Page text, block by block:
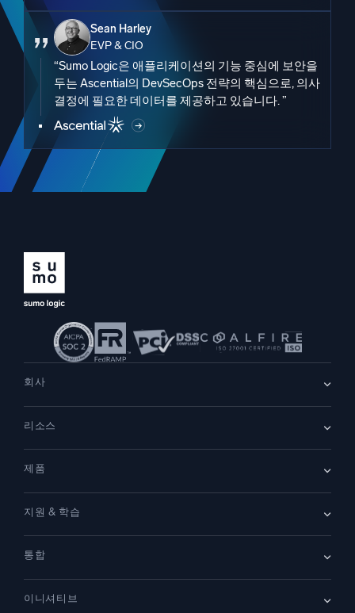
Sean Harley
EVP & CIO
“Sumo Logic은 애플리케이션의 기능 중심에 보안을
두는 Ascential의 DevSecOps 전략의 핵심으로, 의사
결정에 필요한 데이터를 제공하고 있습니다. ”
회사
채용 채용 중
리더십
뉴스룸
문의하기
리소스
고객 사례
데모
제품
SIEM
보안을 위한 로그
모니터링 및 문제 해결
비교하기
지원 & 학습
커뮤니티
지원
플랫폼 상태
통합
Amazon S3 Audit
이니셔티브